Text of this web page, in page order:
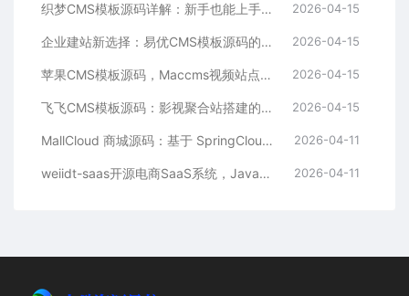
织梦CMS模板源码详解：新手也能上手的DedeCMS二次开发与建站指南 2026-04-15
企业建站新选择：易优CMS模板源码的多语言与SEO优势 2026-04-15
苹果CMS模板源码，Maccms视频站点，影视资源站模板首选 2026-04-15
飞飞CMS模板源码：影视聚合站搭建的理想之选 2026-04-15
MallCloud 商城源码：基于 SpringCloud Alibaba 的高并发电商系统深度解析 2026-04-11
weiidt-saas开源电商SaaS系统，Java社区版，支持多租户与插件化扩展 2026-04-11